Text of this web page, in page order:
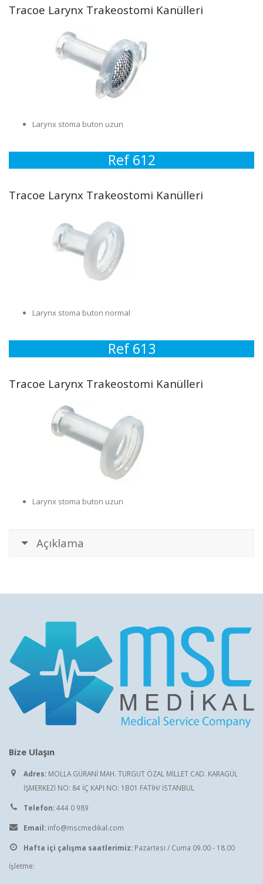
Tracoe Larynx Trakeostomi Kanülleri
Larynx stoma buton uzun
Ref 612
Tracoe Larynx Trakeostomi Kanülleri
Larynx stoma buton normal
Ref 613
Tracoe Larynx Trakeostomi Kanülleri
Larynx stoma buton uzun
Açıklama
Bize Ulaşın
Adres: MOLLA GÜRANİ MAH. TURGUT ÖZAL MİLLET CAD. KARAGÜL
İŞMERKEZİ NO: 84 İÇ KAPI NO: 1B01 FATİH/ İSTANBUL
Telefon:444 0 989
Email: info@mscmedikal.com
Hafta içi çalışma saatlerimiz: Pazartesi / Cuma 09.00 - 18.00
İşletme: